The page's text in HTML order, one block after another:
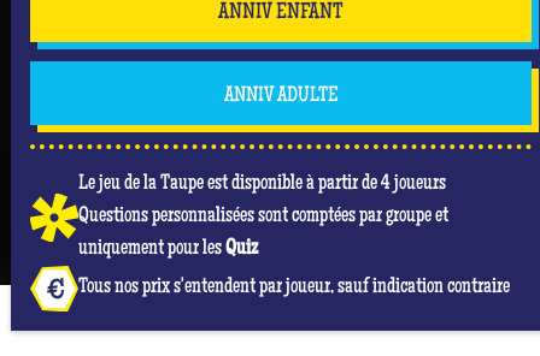
ANNIV ENFANT
ANNIV ADULTE
Le jeu de la Taupe est disponible à partir de 4 joueurs
Questions personnalisées sont comptées par groupe et
uniquement pour lesQuiz
Tous nos prix s'entendent par joueur, sauf indication contraire